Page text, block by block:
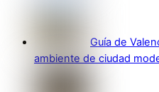
Guía de
ambiente de ciudad